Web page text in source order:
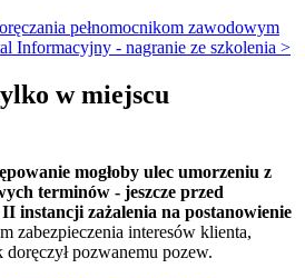
pełnomocnikom zawodowym
Informacyjny - nagranie ze szkolenia >
w miejscu
mogłoby ulec umorzeniu z
terminów - jeszcze przed
instancji zażalenia na postanowienie
zabezpieczenia interesów klienta,
pozwanemu pozew.